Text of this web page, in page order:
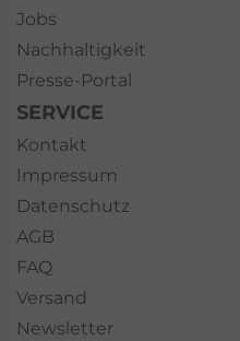
Jobs
Nachhaltigkeit
Presse-Portal
SERVICE
Kontakt
Impressum
Datenschutz
AGB
FAQ
Versand
Newsletter